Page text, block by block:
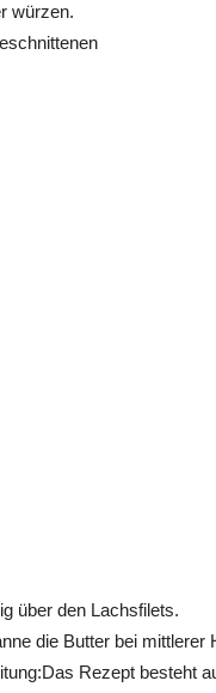
würzen.
über den Lachsfilets.
die Butter bei mittlerer
Rezept besteht